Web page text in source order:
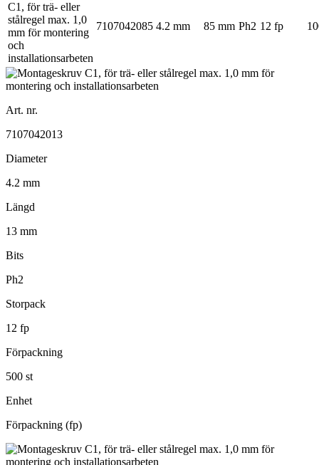
7107042085 4.2 mm 85 mm Ph2 12 fp
Art. nr.
7107042013
Diameter
4.2 mm
Längd
13 mm
Bits
Ph2
Storpack
12 fp
Förpackning
500 st
Enhet
Förpackning (fp)